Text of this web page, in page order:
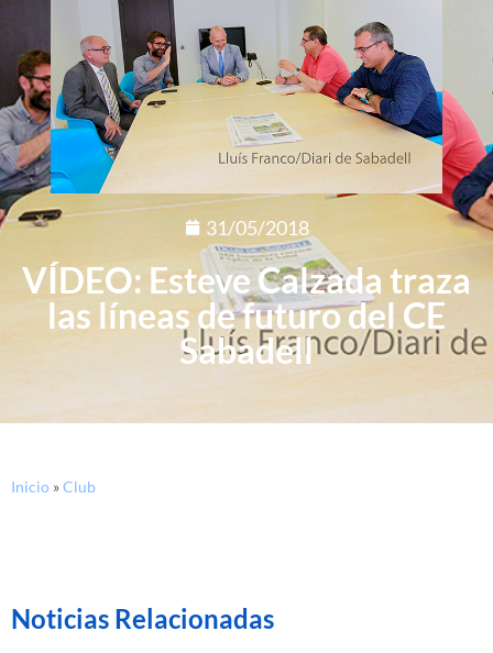
31/05/2018
VÍDEO: Esteve Calzada traza
las líneas de futuro del CE
Sabadell
Inicio »Club
Noticias Relacionadas